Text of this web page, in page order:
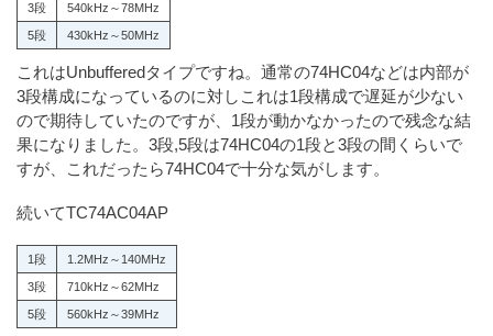
3段 540kHz～78MHz
5段 430kHz～50MHz
これはUnbufferedタイプですね。通常の74HC04などは内部が
3段構成になっているのに対しこれは1段構成で遅延が少ない
ので期待していたのですが、1段が動かなかったので残念な結
果になりました。3段,5段は74HC04の1段と3段の間くらいで
すが、これだったら74HC04で十分な気がします。
続いてTC74AC04AP
1段 1.2MHz～140MHz
3段 710kHz～62MHz
5段 560kHz～39MHz